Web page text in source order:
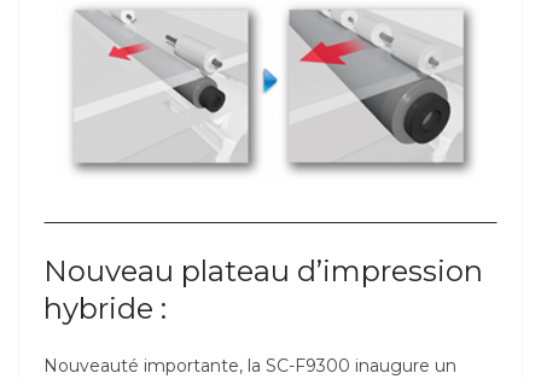
Nouveau plateau d’impression
hybride :
Nouveauté importante, la SC-F9300 inaugure un